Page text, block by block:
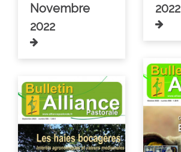
2022
Novembre
2022